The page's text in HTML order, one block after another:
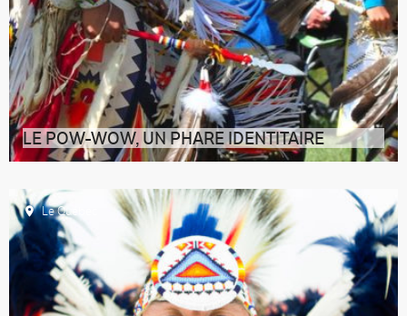
Accueil
LE POW-WOW, UN PHARE IDENTITAIRE
Pas un été ne se passe au Canada, et au Québec en
particulier, sans la célébrati
Le Québec